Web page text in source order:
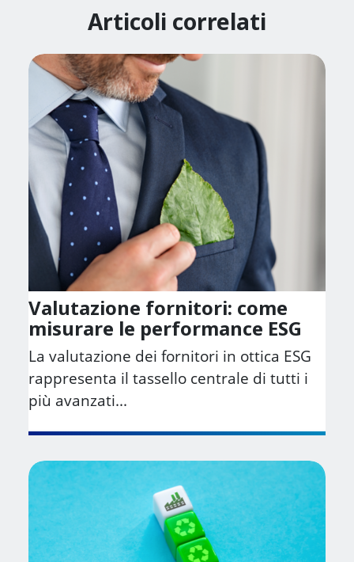
Articoli correlati
Valutazione fornitori: come
misurare le performance ESG
La valutazione dei fornitori in ottica ESG
rappresenta il tassello centrale di tutti i
più avanzati...